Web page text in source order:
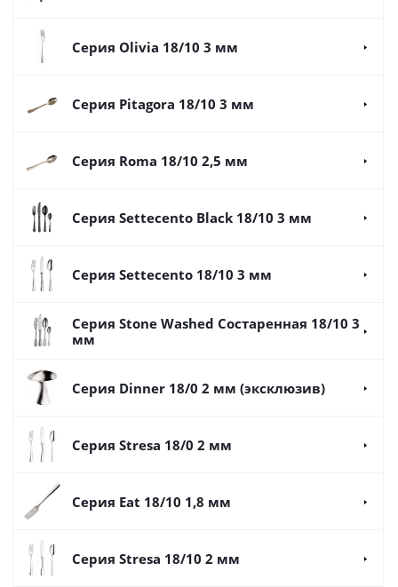
Серия Olivia 18/10 3 мм
Серия Pitаgora 18/10 3 мм
Серия Roma 18/10 2,5 мм
Серия Settecento Black 18/10 3 мм
Серия Settecento 18/10 3 мм
Серия Stone Washed Состаренная 18/10 3
мм
Серия Dinner 18/0 2 мм (эксклюзив)
Серия Stresa 18/0 2 мм
Серия Eat 18/10 1,8 мм
Серия Stresa 18/10 2 мм